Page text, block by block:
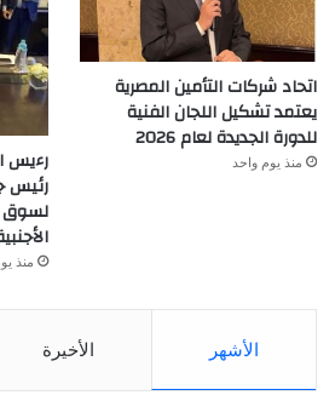
اتحاد شركات التأمين المصرية
يعتمد تشكيل اللجان الفنية
للدورة الجديدة لعام 2026
منذ يوم واحد
رءيس
رئيس
لسوق
منذ
الأشهر الأخيرة